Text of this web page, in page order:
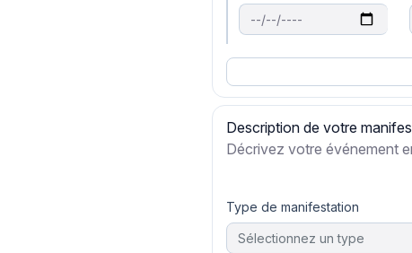
Description de votre
Décrivez votre événement
Type de manifestation
Sélectionnez un type